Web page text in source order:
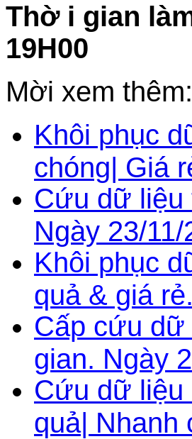
Thờ i gian
19H00
Mời xem thêm:
Khôi phục
chóng| Giá
Cứu dữ liệu
Ngày 23/11/
Khôi phục
quả & giá
Cấp cứu dữ
gian. Ngày
Cứu dữ liệu
quả| Nhanh